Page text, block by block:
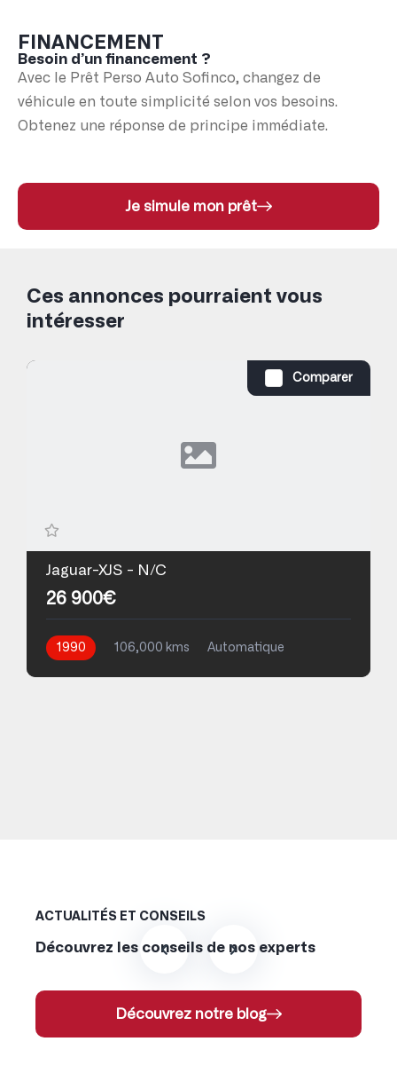
FINANCEMENT
Besoin d’un financement ?
Avec le Prêt Perso Auto Sofinco, changez de
véhicule en toute simplicité selon vos besoins.
Obtenez une réponse de principe immédiate.
Je simule mon prêt
Ces annonces pourraient vous
intéresser
Comparer
Jaguar-XJS - N/C
26 900€
1990 106,000 kms
Automatique
ACTUALITÉS ET CONSEILS
Découvrez les conseils de nos experts
Découvrez notre blog